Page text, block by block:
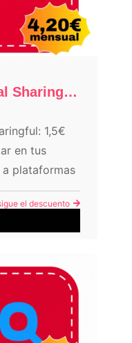
Código promocional Sharingful: 1,5€ Descuento
1,5€
en tus
plataformas
el descuento